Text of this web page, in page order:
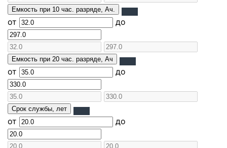
Емкость при 10 час. разряде, Ач.
от до
Емкость при 20 час. разряде, Ач
от до
Срок службы, лет
от до